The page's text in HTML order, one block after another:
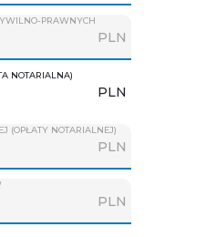
PRAWNYCH
PLN
NOTARIALNA)
PLN
(OPŁATY NOTARIALNEJ)
PLN
PLN